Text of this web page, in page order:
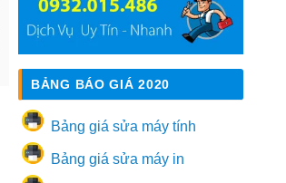
BẢNG BÁO GIÁ 2020
Bảng giá sửa máy tính
Bảng giá sửa máy in